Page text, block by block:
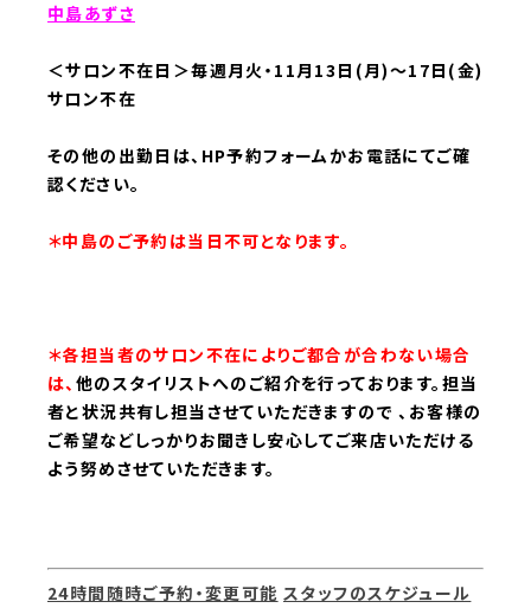
中島あずさ
＜サロン不在日＞毎週月火・11月13日(月)〜17日(金)
サロン不在
その他の出勤日は、HP予約フォームかお電話にてご確
認ください。
＊中島のご予約は当日不可となります。
＊各担当者のサロン不在によりご都合が合わない場合
は、 他のスタイリストへのご紹介を行っております。 担当
者と状況共有し担当させていただきますので 、お客様の
ご希望などしっかりお聞きし安心してご来店いただける
よう努めさせていただきます。
24時間随時ご予約・変更可能 スタッフのスケジュール